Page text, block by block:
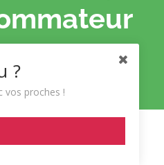
verte
Europe
?
vos proches !